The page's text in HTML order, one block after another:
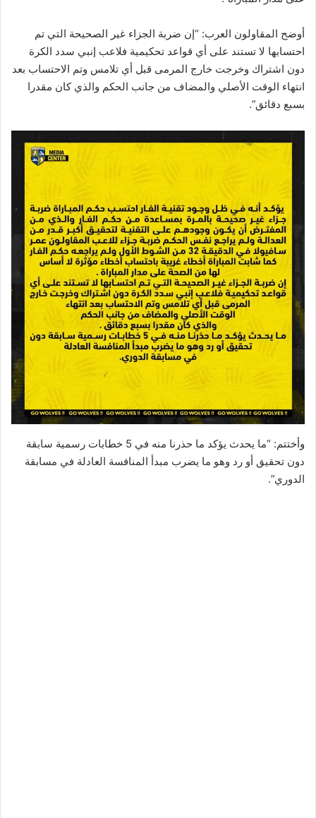
أوضح المقاولون العرب: “إن ضربة الجزاء غير الصحيحة التي تم
احتسابها لا تستند على أي قواعد تحكيمية فلاعب إنبي سدد الكرة
دون اشتراك وخرجت خارج المرمى قبل أي تلامس وتم الاحتساب بعد
انتهاء الوقت الأصلي والمضاف من جانب الحكم والذي كان مقدرا
بسبع دقائق”.
وأختتم: “ما يحدث يؤكد ما حذرنا منه في 5 خطابات رسمية سابقة
دون تحقيق أو رد وهو ما يضرب مبدأ المنافسة العادلة في مسابقة
الدوري”.